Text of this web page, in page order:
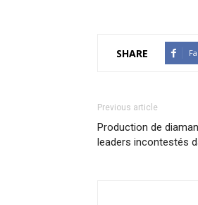
SHARE
Previous article
Production de
leaders incontestés